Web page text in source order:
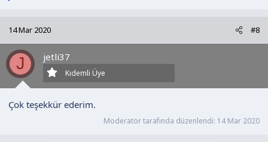
i
l
e
r
14 Mar 2020 #8
J jetli37
Kıdemli Üye
Çok teşekkür ederim.
Moderatör tarafında düzenlendi: 14 Mar 2020